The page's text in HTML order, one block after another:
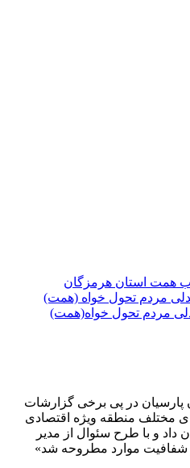
همت استان هرمزگان
مردم تحول خواه (همت)
مردم تحول خواه(همت)
در پی برخی گزارشات
مختلف منطقه ویژه اقتصادی
و با طرح سئوال از مدیر
موارد مطروحه شد